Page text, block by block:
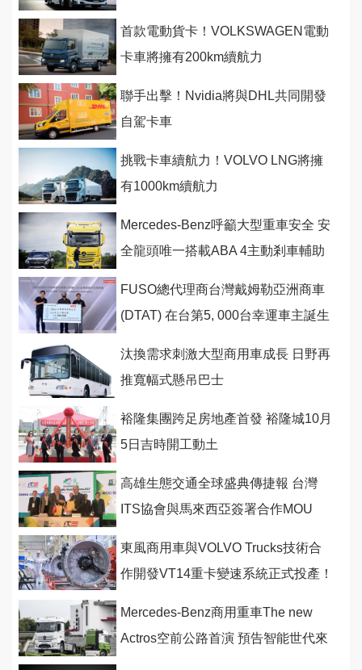
首款電動貨卡！VOLKSWAGEN電動
卡車將擁有200km續航力
聯手出擊！Nvidia將與DHL共同開發
自駕卡車
挑戰卡車續航力！VOLVO LNG將擁
有1000km續航力
Mercedes-Benz呼籲大型重車安全 安
全龍頭唯一搭載ABA 4主動剎車輔助
FUSO總代理商台灣戴姆勒亞洲商車
(DTAT) 在台第5, 000台幸運車主誕生
汰換需求刺激大型商用車成長 日野再
推寬幅式懸吊巴士
裕隆集團跨足房地產首發 裕隆城10月
5日吉時開工動土
高雄生態交通全球盛典傳捷報 台灣
ITS協會與馬來西亞簽署合作MOU
東風商用車與VOLVO Trucks技術合
作開發VT14重卡變速系統正式投產！
Mercedes-Benz商用重車The new
Actros空前公路首演 預告智能世代來